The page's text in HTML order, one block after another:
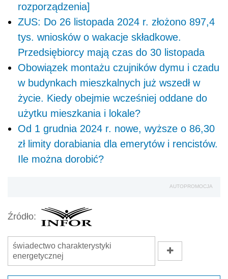
rozporządzenia]
ZUS: Do 26 listopada 2024 r. złożono 897,4
tys. wniosków o wakacje składkowe.
Przedsiębiorcy mają czas do 30 listopada
Obowiązek montażu czujników dymu i czadu
w budynkach mieszkalnych już wszedł w
życie. Kiedy obejmie wcześniej oddane do
użytku mieszkania i lokale?
Od 1 grudnia 2024 r. nowe, wyższe o 86,30
zł limity dorabiania dla emerytów i rencistów.
Ile można dorobić?
AUTOPROMOCJA
Źródło:
świadectwo charakterystyki
energetycznej